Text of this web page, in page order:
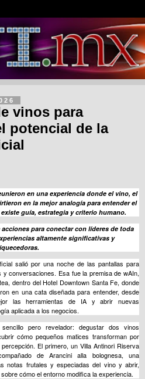
vinos para
potencial de la
en una experiencia donde el vino, el
en la mejor analogía para entender el
guía, estrategia y criterio humano.
para conectar con líderes de toda
altamente significativas y
salió por una noche de las pantallas para
conversaciones. Esa fue la premisa de wAIn,
dentro del Hotel Downtown Santa Fe, donde
en una cata diseñada para entender, desde
las herramientas de IA y abrir nuevas
aplicada a los negocios.
pero revelador: degustar dos vinos
cómo pequeños matices transforman por
El primero, un Villa Antinori Riserva
de Arancini alla bolognesa, una
notas frutales y especiadas del vino y abrir,
cómo el entorno modifica la experiencia.